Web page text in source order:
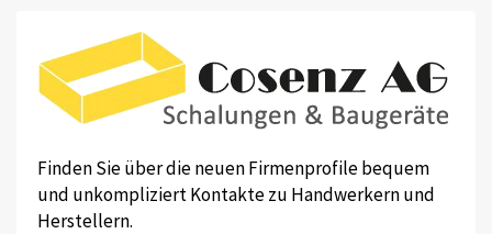
Finden Sie über die neuen Firmenprofile bequem
und unkompliziert Kontakte zu Handwerkern und
Herstellern.